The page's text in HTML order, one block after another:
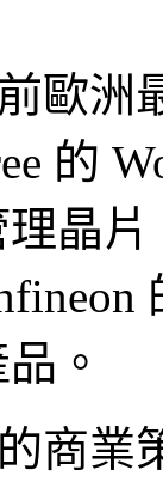
歐洲
的
晶
。
商業